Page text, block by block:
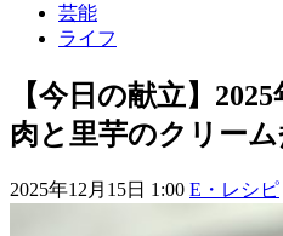
芸能
ライフ
【今日の献立】
肉と里芋のクリーム
2025年12月15日 1:00 E・レシピ